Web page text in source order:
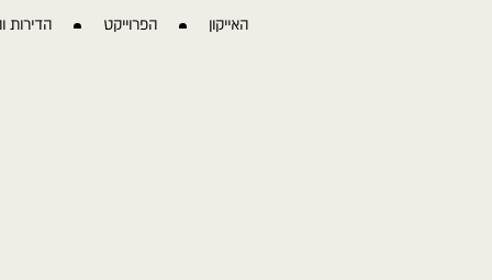
האייקון הפרוייקט הדירות